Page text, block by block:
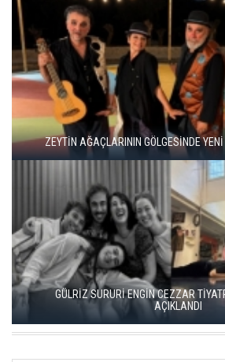
BBT’DE REKOR SEYİRCİ, YENİ
KISALAR, ÇAĞIN ÇELİŞKİLERİNİ